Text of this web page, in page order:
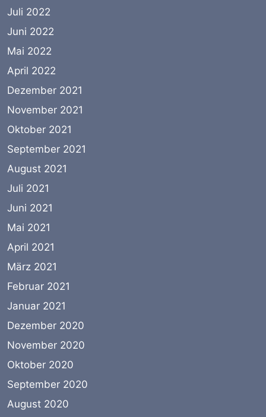
Juli 2022
Juni 2022
Mai 2022
April 2022
Dezember 2021
November 2021
Oktober 2021
September 2021
August 2021
Juli 2021
Juni 2021
Mai 2021
April 2021
März 2021
Februar 2021
Januar 2021
Dezember 2020
November 2020
Oktober 2020
September 2020
August 2020